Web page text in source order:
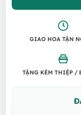
GIAO HOA TẬN
TẶNG KÈM THIỆP /